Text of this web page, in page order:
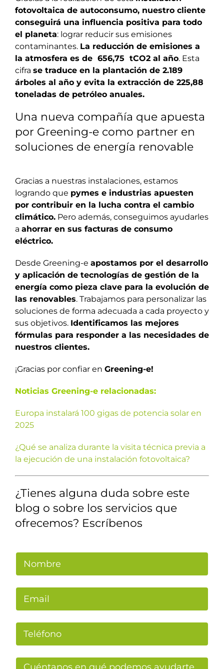
fotovoltaica de autoconsumo, nuestro cliente
conseguirá una influencia positiva para todo
el planeta: lograr reducir sus emisiones
contaminantes. La reducción de emisiones a
la atmosfera es de 656,75 tCO2 al año. Esta
cifra se traduce en la plantación de 2.189
árboles al año y evita la extracción de 225,88
toneladas de petróleo anuales.
Una nueva compañía que apuesta
por Greening-e como partner en
soluciones de energía renovable
Gracias a nuestras instalaciones, estamos
logrando que pymes e industrias apuesten
por contribuir en la lucha contra el cambio
climático. Pero además, conseguimos ayudarles
a ahorrar en sus facturas de consumo
eléctrico.
Desde Greening-e apostamos por el desarrollo
y aplicación de tecnologías de gestión de la
energía como pieza clave para la evolución de
las renovables. Trabajamos para personalizar las
soluciones de forma adecuada a cada proyecto y
sus objetivos. Identificamos las mejores
fórmulas para responder a las necesidades de
nuestros clientes.
¡Gracias por confiar en Greening-e!
Noticias Greening-e relacionadas:
Europa instalará 100 gigas de potencia solar en
2025
¿Qué se analiza durante la visita técnica previa a
la ejecución de una instalación fotovoltaica?
¿Tienes alguna duda sobre este
blog o sobre los servicios que
ofrecemos? Escríbenos